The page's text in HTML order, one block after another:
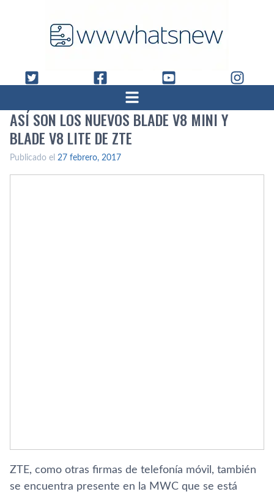
ASÍ­ SON LOS NUEVOS BLADE V8 MINI Y
BLADE V8 LITE DE ZTE
Publicado el 27 febrero, 2017
ZTE, como otras firmas de telefoní­a móvil, también
se encuentra presente en la MWC que se está